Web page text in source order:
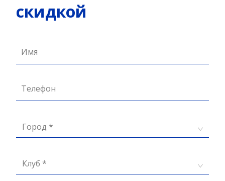
скидкой
Имя
Телефон
Город *
Клуб *